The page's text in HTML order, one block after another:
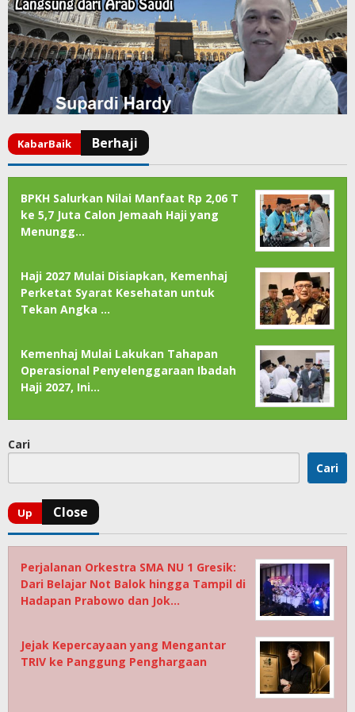
BPKH Salurkan Nilai Manfaat Rp 2,06 T
ke 5,7 Juta Calon Jemaah Haji yang
Menungg…
Haji 2027 Mulai Disiapkan, Kemenhaj
Perketat Syarat Kesehatan untuk
Tekan Angka …
Kemenhaj Mulai Lakukan Tahapan
Operasional Penyelenggaraan Ibadah
Haji 2027, Ini…
Cari
Cari
Perjalanan Orkestra SMA NU 1 Gresik:
Dari Belajar Not Balok hingga Tampil di
Hadapan Prabowo dan Jok…
Jejak Kepercayaan yang Mengantar
TRIV ke Panggung Penghargaan